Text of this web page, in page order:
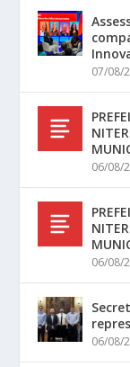
07/08/
06/08/
06/08/
06/08/